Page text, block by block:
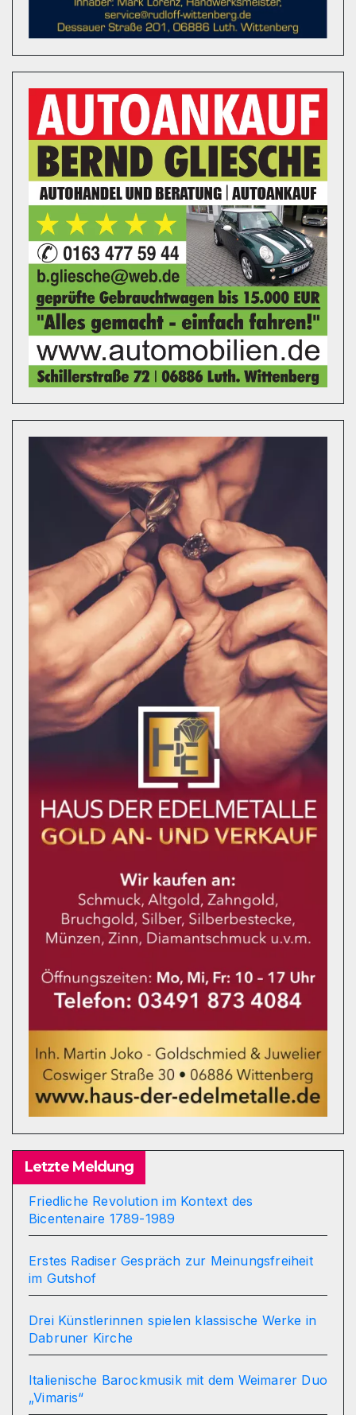
Letzte Meldung
Friedliche Revolution im Kontext des
Bicentenaire 1789-1989
Erstes Radiser Gespräch zur Meinungsfreiheit
im Gutshof
Drei Künstlerinnen spielen klassische Werke in
Dabruner Kirche
Italienische Barockmusik mit dem Weimarer Duo
„Vimaris“